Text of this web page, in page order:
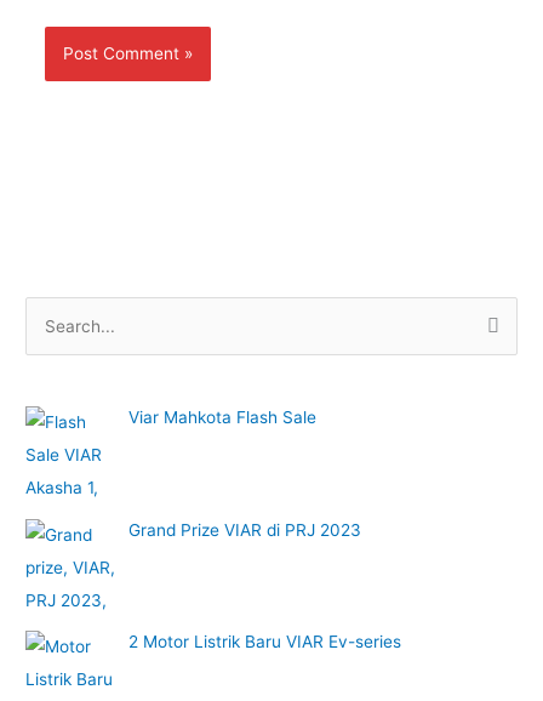
r
c
h
f
o
r
Viar Mahkota Flash Sale
Grand Prize VIAR di PRJ 2023
2 Motor Listrik Baru VIAR Ev-series